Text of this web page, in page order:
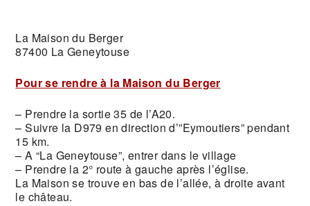
La Maison du Berger
87400 La Geneytouse
Pour se rendre à la Maison du Berger
– Prendre la sortie 35 de l’A20.
– Suivre la D979 en direction d’”Eymoutiers” pendant
15 km.
– A “La Geneytouse”, entrer dans le village
– Prendre la 2° route à gauche après l’église.
La Maison se trouve en bas de l’allée, à droite avant
le château.